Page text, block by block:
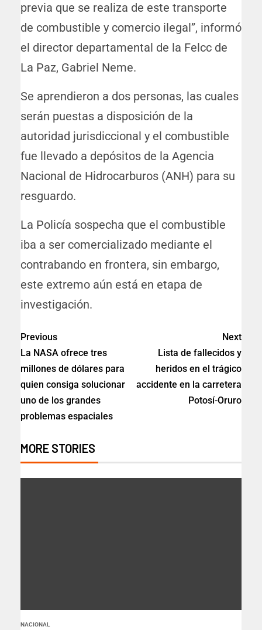
previa que se realiza de este transporte
de combustible y comercio ilegal”, informó
el director departamental de la Felcc de
La Paz, Gabriel Neme.
Se aprendieron a dos personas, las cuales
serán puestas a disposición de la
autoridad jurisdiccional y el combustible
fue llevado a depósitos de la Agencia
Nacional de Hidrocarburos (ANH) para su
resguardo.
La Policía sospecha que el combustible
iba a ser comercializado mediante el
contrabando en frontera, sin embargo,
este extremo aún está en etapa de
investigación.
Previous
La NASA ofrece tres
millones de dólares para
quien consiga solucionar
uno de los grandes
problemas espaciales
Next
Lista de fallecidos y
heridos en el trágico
accidente en la carretera
Potosí-Oruro
MORE STORIES
NACIONAL